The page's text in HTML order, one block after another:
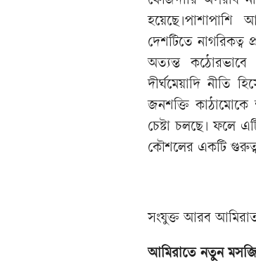
হয়েছে।পাশাপাশি
দেশটিতে নাগরিকত্ব
অত্যন্ত কঠোরভাবে
দীর্ঘমেয়াদি নীতি
জনশক্তি কাঠামোকে
চেষ্টা চলছে। ফলে
কৌশলের একটি
সংযুক্ত আরব
আমিরাতে নতুন